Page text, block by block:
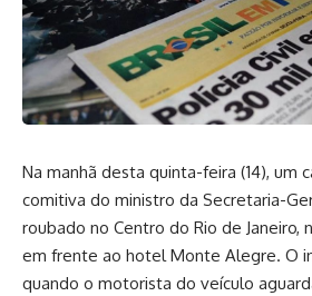
Na manhã desta quinta-feira (14), um
comitiva do ministro da Secretaria-
roubado no Centro do Rio de Janeiro,
em frente ao hotel Monte Alegre. O
quando o motorista do veículo